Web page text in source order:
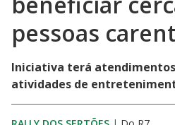
pessoas
Iniciativa terá
atividades de